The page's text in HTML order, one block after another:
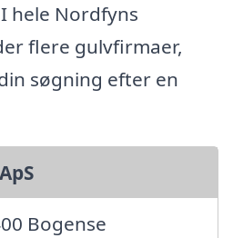
hele Nordfyns
flere gulvfirmaer,
søgning efter en
Bogense